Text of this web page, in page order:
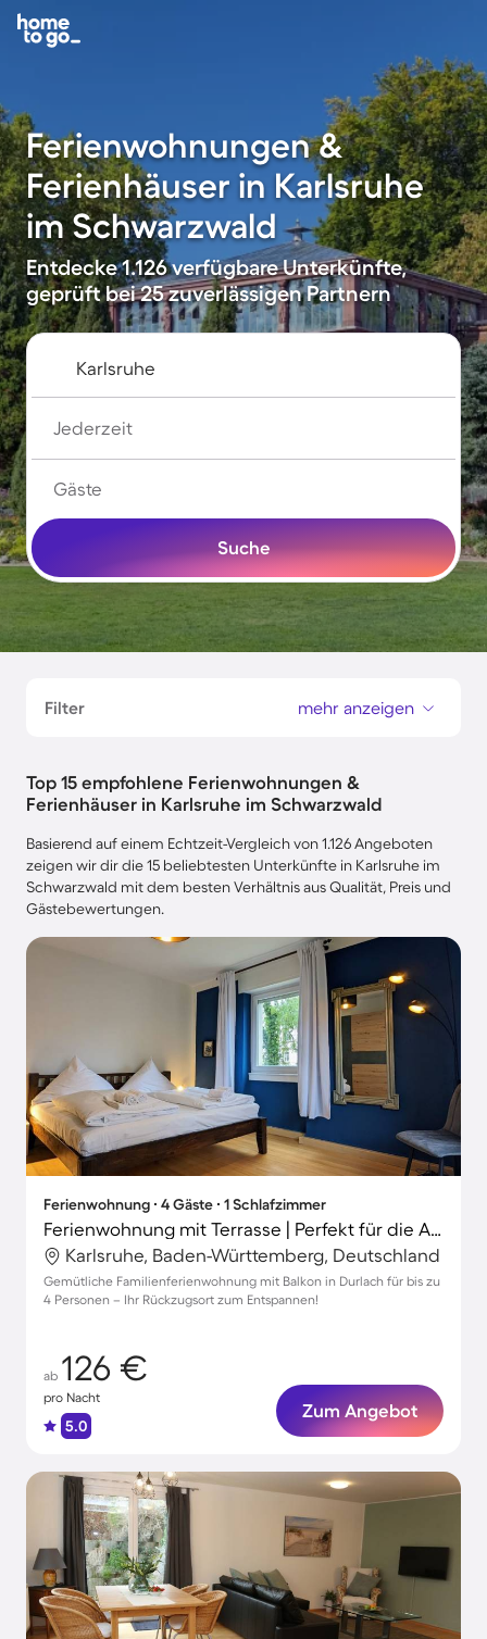
Ferienwohnungen &
Ferienhäuser in Karlsruhe
im Schwarzwald
Entdecke 1.126 verfügbare Unterkünfte,
geprüft bei 25 zuverlässigen Partnern
Jederzeit
Gäste
Suche
Filter mehr anzeigen
Top 15 empfohlene Ferienwohnungen &
Ferienhäuser in Karlsruhe im Schwarzwald
Basierend auf einem Echtzeit-Vergleich von 1.126 Angeboten
zeigen wir dir die 15 beliebtesten Unterkünfte in Karlsruhe im
Schwarzwald mit dem besten Verhältnis aus Qualität, Preis und
Gästebewertungen.
Ferienwohnung ∙ 4 Gäste ∙ 1 Schlafzimmer
Ferienwohnung mit Terrasse | Perfekt für die Arbeit von Zuhause
Karlsruhe, Baden-Württemberg, Deutschland
Gemütliche Familienferienwohnung mit Balkon in Durlach für bis zu
4 Personen – Ihr Rückzugsort zum Entspannen!
ab 126 €
pro Nacht
5.0
Zum Angebot